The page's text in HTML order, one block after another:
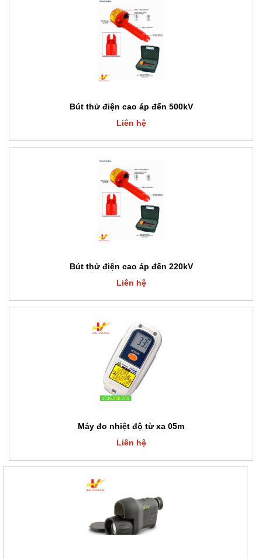
Bút thử điện cao áp đến 500kV
Liên hệ
Bút thử điện cao áp đến 220kV
Liên hệ
Máy đo nhiệt độ từ xa 05m
Liên hệ